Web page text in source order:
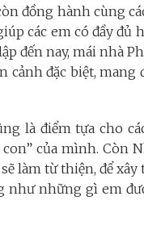
đồng hành cùng
các em có đầy đủ
đến nay, mái nhà
cảnh đặc biệt, mang
là điểm tựa cho
của mình. Còn
làm từ thiện, để
như những gì em